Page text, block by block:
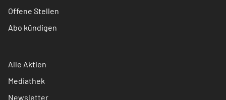
Offene Stellen
Abo kündigen
Alle Aktien
Mediathek
Newsletter